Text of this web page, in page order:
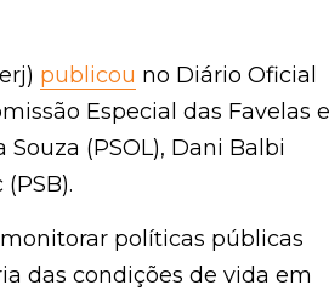
publicou no Diário Oficial do
das Favelas e
(PSOL), Dani Balbi (PCdoB),
políticas públicas voltadas à
de vida em comunidades e